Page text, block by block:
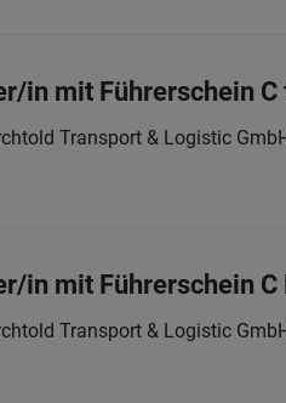
in mit Führerschein
Transport & Logistic
in mit Führerschein C
Transport & Logistic